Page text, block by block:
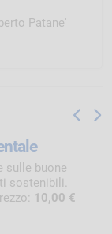
Patane'
sulle buone
sostenibili.
10,00 €